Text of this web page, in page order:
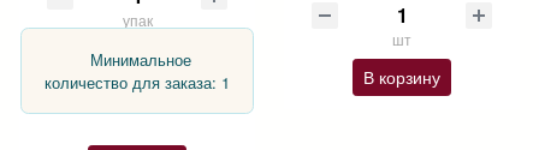
упак
Минимальное
количество для заказа: 1
шт
В корзину